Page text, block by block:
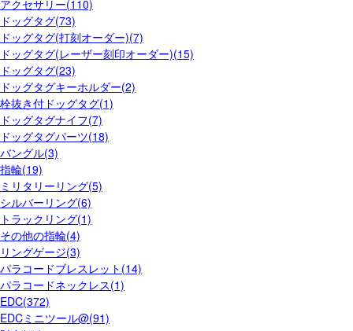
アクセサリー(110)
ドッグタグ(73)
ドッグタグ(打刻オーダー)(7)
ドッグタグ(レーザー刻印オーダー)(15)
ドッグタグ(23)
ドッグタグキーホルダー(2)
栓抜き付ドッグタグ(1)
ドッグタグナイフ(7)
ドッグタグパーツ(18)
バングル(3)
指輪(19)
ミリタリーリング(5)
シルバーリング(6)
トラックリング(1)
その他の指輪(4)
リングゲージ(3)
パラコードブレスレット(14)
パラコードネックレス(1)
EDC(372)
EDCミニツール@(91)